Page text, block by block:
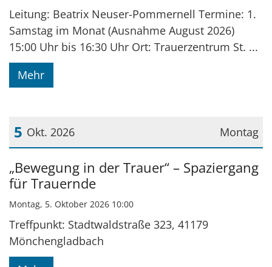
Leitung: Beatrix Neuser-Pommernell Termine: 1.
Samstag im Monat (Ausnahme August 2026)
15:00 Uhr bis 16:30 Uhr Ort: Trauerzentrum St. ...
Mehr
Montag
5 Okt. 2026
Datum: 5. Oktober 2026
„Bewegung in der Trauer“ – Spaziergang
für Trauernde
Montag, 5. Oktober 2026 10:00
Treffpunkt: Stadtwaldstraße 323, 41179
Mönchengladbach